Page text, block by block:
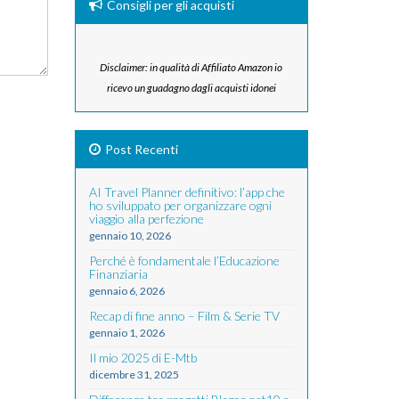
Consigli per gli acquisti
Disclaimer: in qualità di Affiliato Amazon io
ricevo un guadagno dagli acquisti idonei
Post Recenti
AI Travel Planner definitivo: l’app che
ho sviluppato per organizzare ogni
viaggio alla perfezione
gennaio 10, 2026
Perché è fondamentale l’Educazione
Finanziaria
gennaio 6, 2026
Recap di fine anno – Film & Serie TV
gennaio 1, 2026
Il mio 2025 di E-Mtb
dicembre 31, 2025